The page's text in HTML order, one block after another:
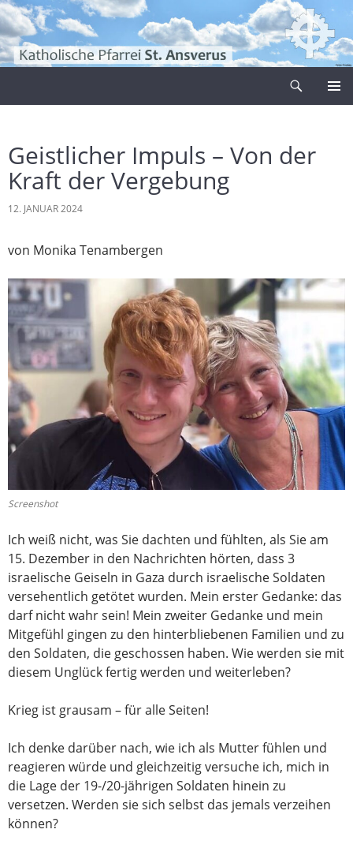
Zum
Inhalt
springen
Geistlicher Impuls – Von der
Kraft der Vergebung
12. JANUAR 2024
von Monika Tenambergen
Screenshot
Ich weiß nicht, was Sie dachten und fühlten, als Sie am
15. Dezember in den Nachrichten hörten, dass 3
israelische Geiseln in Gaza durch israelische Soldaten
versehentlich getötet wurden. Mein erster Gedanke: das
darf nicht wahr sein! Mein zweiter Gedanke und mein
Mitgefühl gingen zu den hinterbliebenen Familien und zu
den Soldaten, die geschossen haben. Wie werden sie mit
diesem Unglück fertig werden und weiterleben?
Krieg ist grausam – für alle Seiten!
Ich denke darüber nach, wie ich als Mutter fühlen und
reagieren würde und gleichzeitig versuche ich, mich in
die Lage der 19-/20-jährigen Soldaten hinein zu
versetzen. Werden sie sich selbst das jemals verzeihen
können?